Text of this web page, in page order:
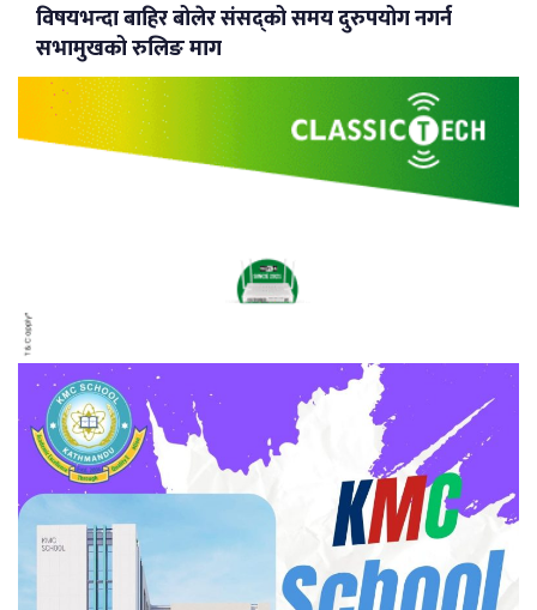
विषयभन्दा बाहिर बोलेर संसद्को समय दुरुपयोग नगर्न
सभामुखको रुलिङ माग